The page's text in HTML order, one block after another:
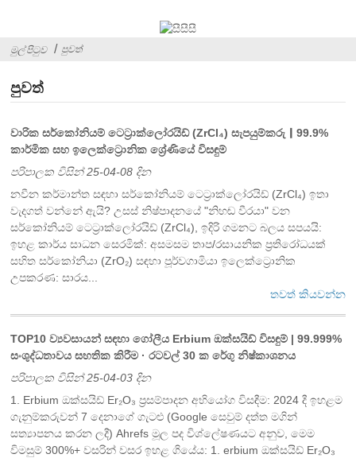
මුල් පිටුව පුවත්
පුවත්
වාරික සර්කෝනියම් ටෙට්‍රාක්ලෝරයිඩ් (ZrCl₄) සැපයුම්කරු｜99.9%
කාර්මික සහ ඉලෙක්ට්‍රොනික ශ්‍රේණියේ විසඳුම්
පරිපාලක විසින් 25-04-08 දින
නවීන කර්මාන්ත සඳහා සර්කෝනියම් ටෙට්‍රාක්ලෝරයිඩ් (ZrCl₄) ඉතා
වැදගත් වන්නේ ඇයි? උසස් නිෂ්පාදනයේ "නිහඬ වීරයා" වන
‌සර්කෝනියම් ටෙට්‍රාක්ලෝරයිඩ් (ZrCl₄), ඉදිරි ගමනට බලය සපයයි:
‌ඉහළ කාර්ය සාධන සෙරමික්: අසමසම තාප/රසායනික ප්‍රතිරෝධයක්
සහිත සර්කෝනියා (ZrO₂) සඳහා පූර්වගාමියා ඉලෙක්ට්‍රොනික
උපකරණ: සාරය...
තවත් කියවන්න
TOP10 ව්‍යවසායන් සඳහා ගෝලීය Erbium ඔක්සයිඩ් විසඳුම් | 99.999%
සංශුද්ධතාවය සහතික කිරීම · රටවල් 30 ක රේගු නිෂ්කාශනය
පරිපාලක විසින් 25-04-03 දින
1. Erbium ඔක්සයිඩ් Er₂O₃ ප්‍රසම්පාදන අභියෝග විසඳීම: 2024 දී ඉහළම
ගැනුම්කරුවන් 7 දෙනාගේ ගැටළු (Google සෙවුම් දත්ත මගින්
සත්‍යාපනය කරන ලදී) Ahrefs මූල පද විශ්ලේෂණයට අනුව, මෙම
විමසුම් 300%+ වසරින් වසර ඉහළ ගියේය: 1. erbium ඔක්සයිඩ් Er₂O₃